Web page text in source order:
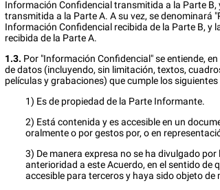
Información Confidencial transmitida a la Parte
transmitida a la Parte A. A su vez, se denominará
Información Confidencial recibida de la Parte B, y
recibida de la Parte A.
1.3. Por "Información Confidencial" se entiende,
de datos (incluyendo, sin limitación, textos,
películas y grabaciones) que cumple los
1) Es de propiedad de la Parte Informante.
2) Está contenida y es accesible en un
oralmente o por gestos por, o en
3) De manera expresa no se ha divulgado
anterioridad a este Acuerdo, en el sentido de
accesible para terceros y haya sido objeto